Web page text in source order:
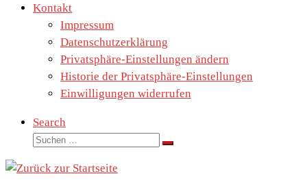
Kontakt
Impressum
Datenschutzerklärung
Privatsphäre-Einstellungen ändern
Historie der Privatsphäre-Einstellungen
Einwilligungen widerrufen
Search
Suche
Suchen …